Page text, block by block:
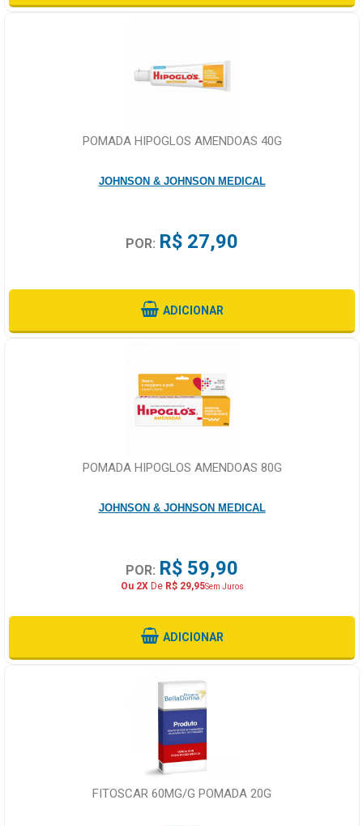
POMADA HIPOGLOS AMENDOAS 40G
JOHNSON & JOHNSON MEDICAL
POR: R$ 27,90
ADICIONAR
POMADA HIPOGLOS AMENDOAS 80G
JOHNSON & JOHNSON MEDICAL
POR: R$ 59,90
Ou 2XDe R$ 29,95Sem Juros
ADICIONAR
FITOSCAR 60MG/G POMADA 20G